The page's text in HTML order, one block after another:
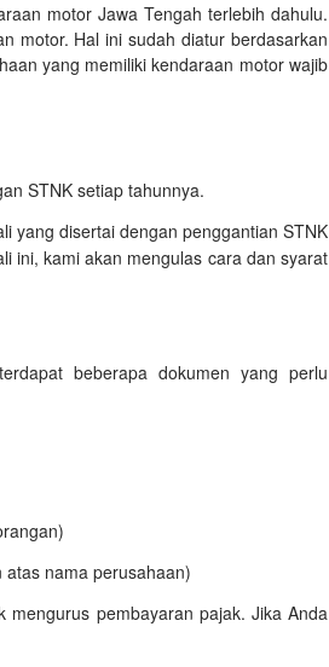
motor Jawa Tengah terlebih dahulu.
motor. Hal ini sudah diatur berdasarkan
yang memiliki kendaraan motor wajib
STNK setiap tahunnya.
yang disertai dengan penggantian STNK
ini, kami akan mengulas cara dan syarat
beberapa dokumen yang perlu
nama perusahaan)
pembayaran pajak. Jika Anda